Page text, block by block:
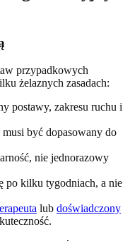
przypadkowych
żelaznych zasadach:
postawy, zakresu ruchu i
być dopasowany do
nie jednorazowy
po kilku tygodniach, a nie
lub doświadczony